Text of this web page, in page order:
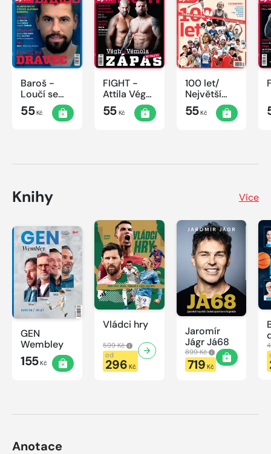
Baroš -
Loučí se
dravec
55Kč
FIGHT -
Attila Végh
vs. Karlos
Vémola
55Kč
100 let/
Největší
okamžiky
českého
55Kč
Knihy Více
GEN
Wembley
155Kč
Vládci hry
599 Kč
od
296 Kč
Jaromír
Jágr Já68
899 Kč
719 Kč
Anotace